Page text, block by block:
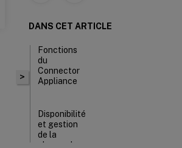
>
DANS CET ARTICLE
Fonctions
du
Connector
Appliance
Disponibilité
et gestion
de la
charge du